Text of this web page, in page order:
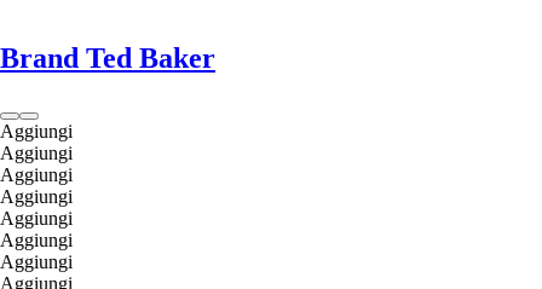
Brand Ted Baker
Aggiungi
Aggiungi
Aggiungi
Aggiungi
Aggiungi
Aggiungi
Aggiungi
Aggiungi